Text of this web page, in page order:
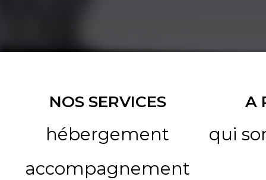
NOS SERVICES
hébergement
accompagnement
A
qui